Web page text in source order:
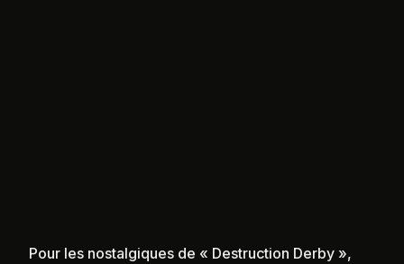
Pour les nostalgiques de « Destruction Derby »,